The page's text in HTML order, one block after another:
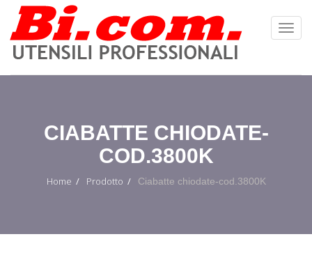
CIABATTE CHIODATE-
COD.3800K
Home Prodotto Ciabatte chiodate-cod.3800K